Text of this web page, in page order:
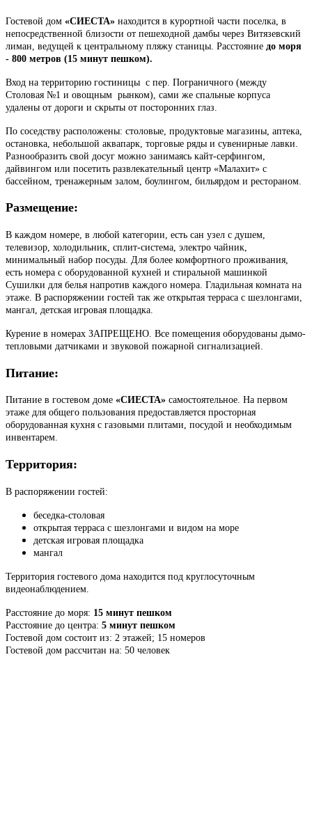
Гостевой дом «СИЕСТА» находится в курортной части поселка, в
непосредственной близости от пешеходной дамбы через Витязевский
лиман, ведущей к центральному пляжу станицы. Расстояние до моря
- 800 метров (15 минут пешком).
Вход на территорию гостиницы с пер. Пограничного (между
Столовая №1 и овощным рынком), сами же спальные корпуса
удалены от дороги и скрыты от посторонних глаз.
По соседству расположены: столовые, продуктовые магазины, аптека,
остановка, небольшой аквапарк, торговые ряды и сувенирные лавки.
Разнообразить свой досуг можно занимаясь кайт-серфингом,
дайвингом или посетить развлекательный центр «Малахит» с
бассейном, тренажерным залом, боулингом, бильярдом и рестораном.
Размещение:
В каждом номере, в любой категории, есть сан узел с душем,
телевизор, холодильник, сплит-система, электро чайник,
минимальный набор посуды. Для более комфортного проживания,
есть номера с оборудованной кухней и стиральной машинкой
Сушилки для белья напротив каждого номера. Гладильная комната на
этаже. В распоряжении гостей так же открытая терраса с шезлонгами,
мангал, детская игровая площадка.
Курение в номерах ЗАПРЕЩЕНО. Все помещения оборудованы дымо-
тепловыми датчиками и звуковой пожарной сигнализацией.
Питание:
Питание в гостевом доме «СИЕСТА» самостоятельное. На первом
этаже для общего пользования предоставляется просторная
оборудованная кухня с газовыми плитами, посудой и необходимым
инвентарем.
Территория:
В распоряжении гостей:
беседка-столовая
открытая терраса с шезлонгами и видом на море
детская игровая площадка
мангал
Территория гостевого дома находится под круглосуточным
видеонаблюдением.
Расстояние до моря: 15 минут пешком
Расстояние до центра: 5 минут пешком
Гостевой дом состоит из: 2 этажей; 15 номеров
Гостевой дом рассчитан на: 50 человек